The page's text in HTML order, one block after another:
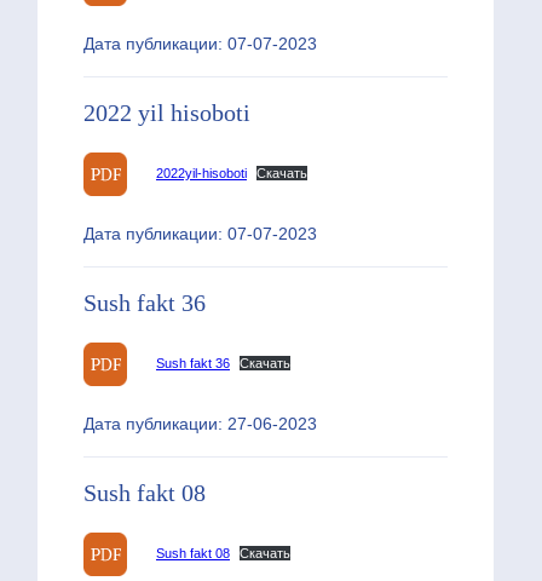
Дата публикации: 07-07-2023
2022 yil hisoboti
2022yil-hisoboti Скачать
Дата публикации: 07-07-2023
Sush fakt 36
Sush fakt 36 Скачать
Дата публикации: 27-06-2023
Sush fakt 08
Sush fakt 08 Скачать